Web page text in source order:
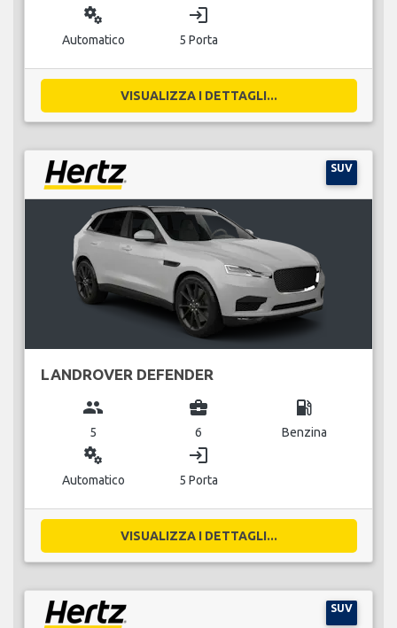
miscellaneous_services
Automatico
login
5 Porta
VISUALIZZA I DETTAGLI...
SUV
LANDROVER DEFENDER
group
5
business_center
6
local_gas_station
Benzina
miscellaneous_services
Automatico
login
5 Porta
VISUALIZZA I DETTAGLI...
SUV